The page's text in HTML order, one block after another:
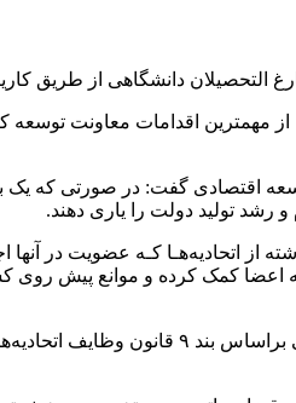
وجود ۱۳۰۰ دفتر مشاوره شغلی و کاریابی داخلی و به کارگماری ۱۱ هزار و ۶۶۶ نفر از فارغ التحصیلان
اقتصادی گفت: در صورتی که یک
رشد تولید دولت را یاری دهند.
اتحادیه‌هـا کـه عضویت در آنها
اعضا کمک کرده و موانع پیش روی
رئیس اتاق تعاون استان تهران نیز این هفته تشکیل مرکز داوری در اتحادیه‌های تعاونی را